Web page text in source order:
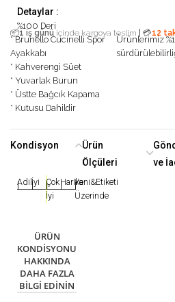
Detaylar :
%100 Deri
📦1 iş günü içinde kargoya teslim 💳12
* Brunello Cucinelli Spor
Ayakkabı
* Kahverengi Süet
* Yuvarlak Burun
* Üstte Bağcık Kapama
* Kutusu Dahildir
Ürünlerimiz
Kondisyon
|Adil|İyi |Çok
İyi
|Harika
|Yeni&Etiketi
Üzerinde
ÜRÜN
KONDISYONU
HAKKINDA
DAHA FAZLA
BILGI EDININ
Ürün
Ölçüleri
ve